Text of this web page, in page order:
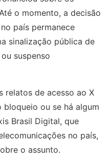
o momento, a decisão
país permanece
sinalização pública de
suspenso
relatos de acesso ao X
ou se há algum
Brasil Digital, que
no país,
o assunto.